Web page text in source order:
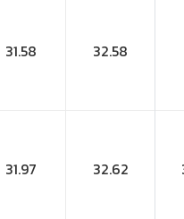
31.58 32.58
31.97 32.62